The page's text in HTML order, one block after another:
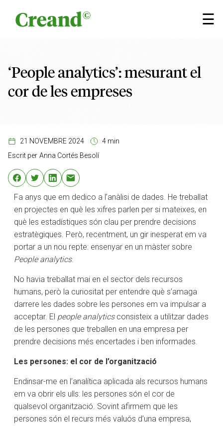
☰
×
‘People analytics’: mesurant el
cor de les empreses
21 NOVEMBRE 2024
4 min
Escrit per Anna Cortés Besolí
Fa anys que em dedico a l’anàlisi de dades. He treballat
en projectes en què les xifres parlen per si mateixes, en
què les estadístiques són clau per prendre decisions
estratègiques. Però, recentment, un gir inesperat em va
portar a un nou repte: ensenyar en un màster sobre
People analytics.
No havia treballat mai en el sector dels recursos
humans, però la curiositat per entendre què s’amaga
darrere les dades sobre les persones em va impulsar a
acceptar. El people analyticsconsisteix a utilitzar dades
de les persones que treballen en una empresa per
prendre decisions més encertades i ben informades.
Les persones: el cor de l’organització
Endinsar-me en l’analítica aplicada als recursos humans
em va obrir els ulls: les persones són el cor de
qualsevol organització. Sovint afirmem que les
persones són el recurs més valuós d’una empresa,